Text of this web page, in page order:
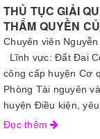
THỦ TỤC GIẢI
THẨM QUYỀN
Chuyên viên
Lĩnh vực: Đất Đai
công cấp huyện Cơ
Phòng Tài nguyên
huyện Điều kiện,
Đọc thêm